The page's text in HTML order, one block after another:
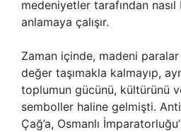
medeniyetler tarafından
anlamaya çalışır.
Zaman içinde, madeni
değer taşımakla kalmayıp,
toplumun gücünü, kültürünü
semboller haline gelmişti.
Çağ’a, Osmanlı